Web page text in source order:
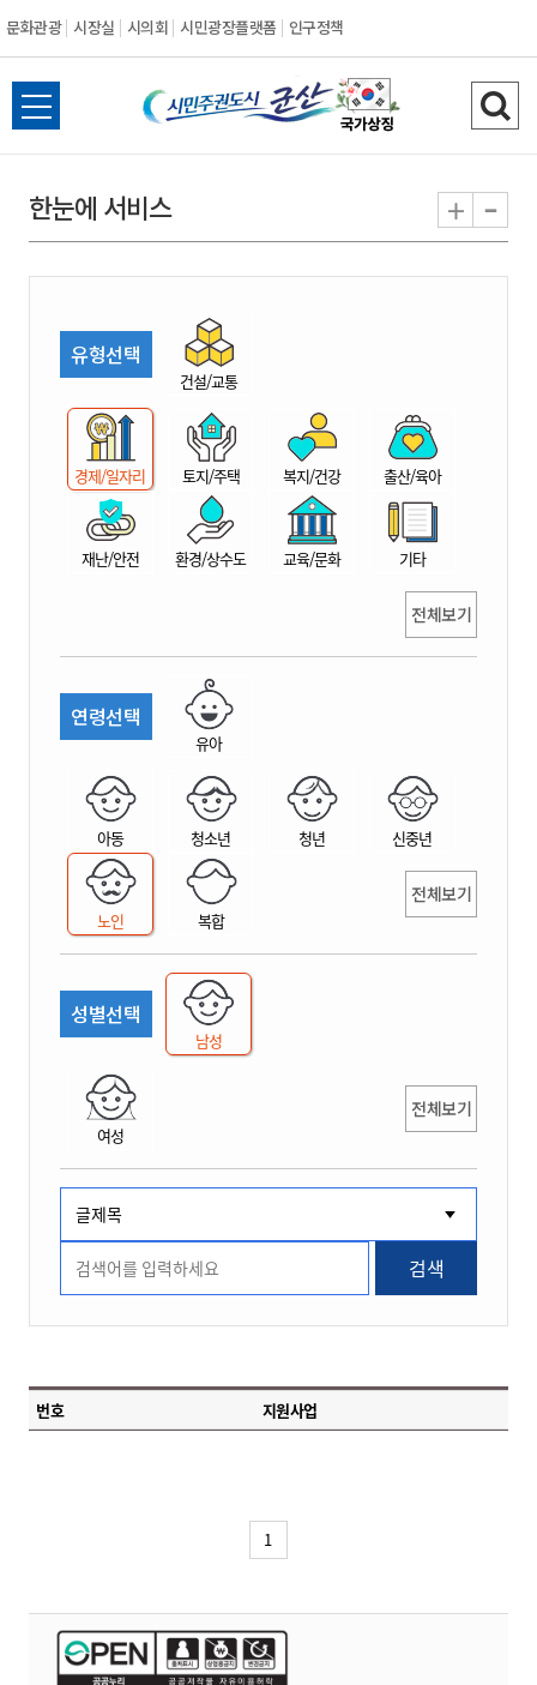
문화관광 시장실 시의회 시민광장플랫폼 인구정책
시
민
권
시
산
전
체
뉴
열
검
색
기
한눈에 서비스 + -
유형선택
건설/교통
경제/일자리 토지/주택 복지/건강 출산/육아
재난/안전 환경/상수도 교육/문화 기타
전체보기
연령선택
유아
아동 청소년 청년 신중년
노인 복합
전체보기
성별선택
남성
여성
전체보기
검색
번호 지원사업
1